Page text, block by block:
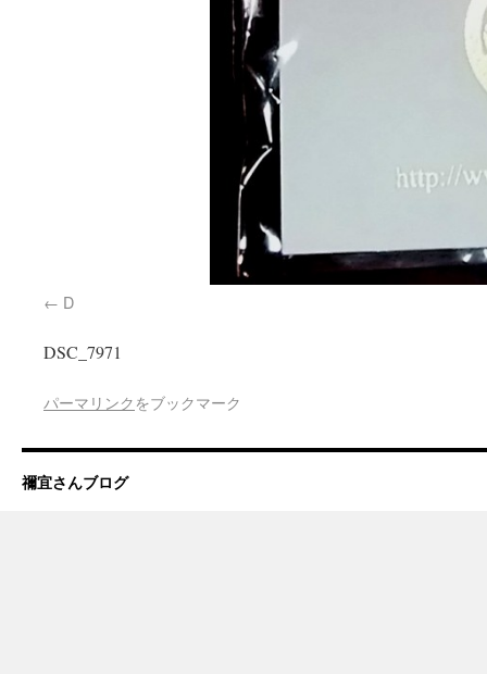
D
DSC_7971
パーマリンクをブックマーク
禰宜さんブログ